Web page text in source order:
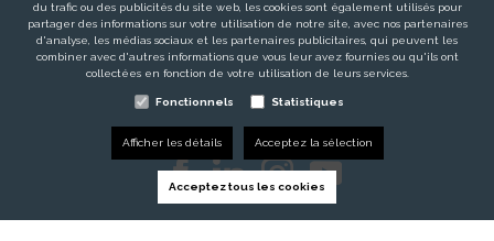
du trafic ou des publicités du site web, les cookies sont également utilisés pour
partager des informations sur votre utilisation de notre site, avec nos partenaires
d'analyse, les médias sociaux et les partenaires publicitaires, qui peuvent les
combiner avec d'autres informations que vous leur avez fournies ou qu'ils ont
collectées en fonction de votre utilisation de leurs services.
Fonctionnels Statistiques
Afficher les détails Acceptez la sélection
Acceptez tous les cookies